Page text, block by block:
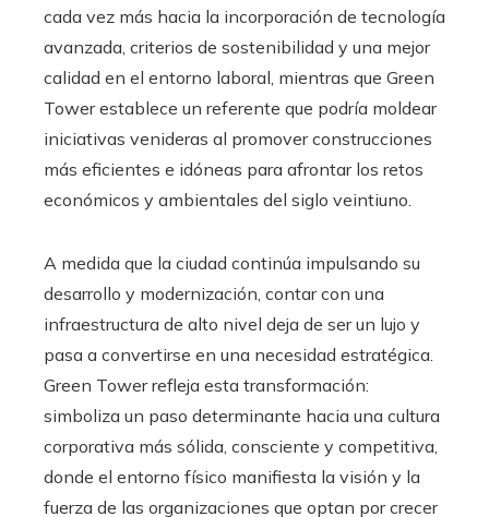
cada vez más hacia la incorporación de tecnología
avanzada, criterios de sostenibilidad y una mejor
calidad en el entorno laboral, mientras que Green
Tower establece un referente que podría moldear
iniciativas venideras al promover construcciones
más eficientes e idóneas para afrontar los retos
económicos y ambientales del siglo veintiuno.
A medida que la ciudad continúa impulsando su
desarrollo y modernización, contar con una
infraestructura de alto nivel deja de ser un lujo y
pasa a convertirse en una necesidad estratégica.
Green Tower refleja esta transformación:
simboliza un paso determinante hacia una cultura
corporativa más sólida, consciente y competitiva,
donde el entorno físico manifiesta la visión y la
fuerza de las organizaciones que optan por crecer